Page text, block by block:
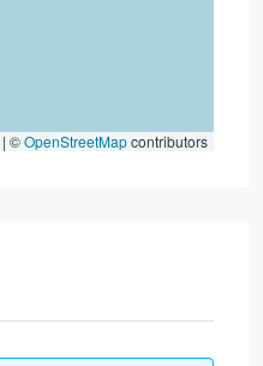
| ©OpenStreetMapcontributors